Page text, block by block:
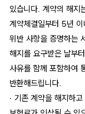
있습니다. 계약의 해지
계약체결일부터 5년 이
위반 사항을 증명하는
해지를 요구받은 날부
사유를 함께 포함하여
반환해드립니다.
∙ 기존 계약을 해지하